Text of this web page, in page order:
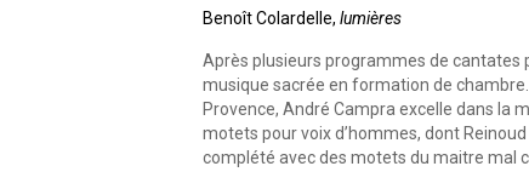
Benoît Colardelle, lumières
Après plusieurs programmes de cantates
musique sacrée en formation de
Provence, André Campra excelle dans la
motets pour voix d’hommes, dont
complété avec des motets du maitre mal